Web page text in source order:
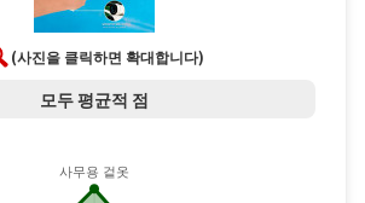
(사진을 클릭하면 확대합니다)
모두 평균적 점
사무용 겉옷